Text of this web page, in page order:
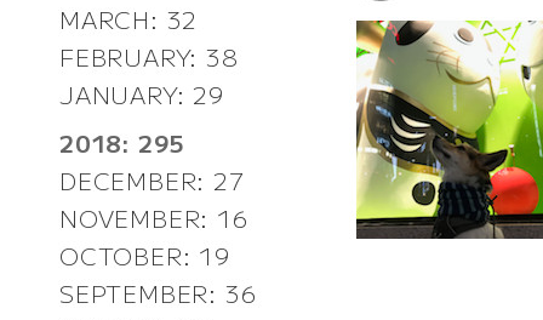
MARCH: 32
FEBRUARY: 38
JANUARY: 29
2018: 295
DECEMBER: 27
NOVEMBER: 16
OCTOBER: 19
SEPTEMBER: 36